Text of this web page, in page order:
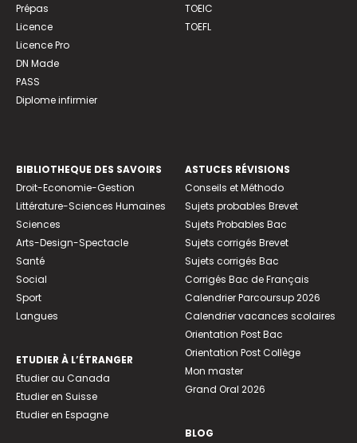
Prépas
Licence
Licence Pro
DN Made
PASS
Diplome infirmier
TOEIC
TOEFL
BIBLIOTHEQUE DES SAVOIRS
Droit-Economie-Gestion
Littérature-Sciences Humaines
Sciences
Arts-Design-Spectacle
Santé
Social
Sport
Langues
ETUDIER À L’ÉTRANGER
Etudier au Canada
Etudier en Suisse
Etudier en Espagne
ASTUCES RÉVISIONS
Conseils et Méthodo
Sujets probables Brevet
Sujets Probables Bac
Sujets corrigés Brevet
Sujets corrigés Bac
Corrigés Bac de Français
Calendrier Parcoursup 2026
Calendrier vacances scolaires
Orientation Post Bac
Orientation Post Collège
Mon master
Grand Oral 2026
BLOG